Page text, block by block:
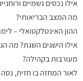
אילו נכסים גשמיים
מה המצב הבריאותי?
ההון האינטלקטואלי –
אילו הישגים השגת? מה
מעורבות בקהילה?
לאור המחזה בו חזית,